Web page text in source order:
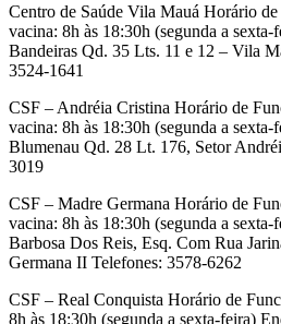
Centro de Saúde Vila Mauá Horário
vacina: 8h às 18:30h (segunda a
Bandeiras Qd. 35 Lts. 11 e 12 – Vila
3524-1641
CSF – Andréia Cristina Horário de
vacina: 8h às 18:30h (segunda a
Blumenau Qd. 28 Lt. 176, Setor
3019
CSF – Madre Germana Horário de
vacina: 8h às 18:30h (segunda a
Barbosa Dos Reis, Esq. Com Rua
Germana II Telefones: 3578-6262
CSF – Real Conquista Horário de
8h às 18:30h (segunda a sexta-feira)